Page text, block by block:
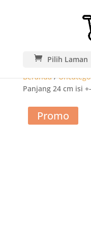
Pilih Laman
Beranda/
Panjang 24 cm isi
Promo